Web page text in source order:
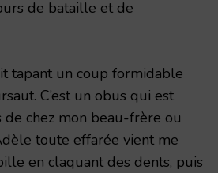
de bataille et de
tapant un coup formidable
C’est un obus qui est
chez mon beau-frère ou
toute effarée vient me
en claquant des dents, puis